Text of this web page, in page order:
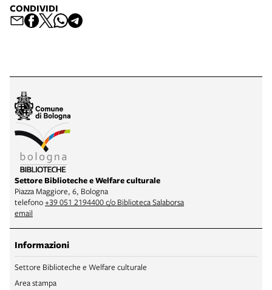
CONDIVIDI
Settore Biblioteche e Welfare culturale
Piazza Maggiore, 6, Bologna
telefono+39 051 2194400 c/o Biblioteca Salaborsa
email
Informazioni
Settore Biblioteche e Welfare culturale
Area stampa